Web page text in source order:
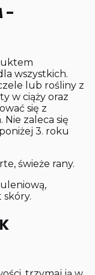
-
wszystkich.
lub rośliny z
w ciąży oraz
się z
Nie zaleca się
3. roku
świeże rany.
skóry.